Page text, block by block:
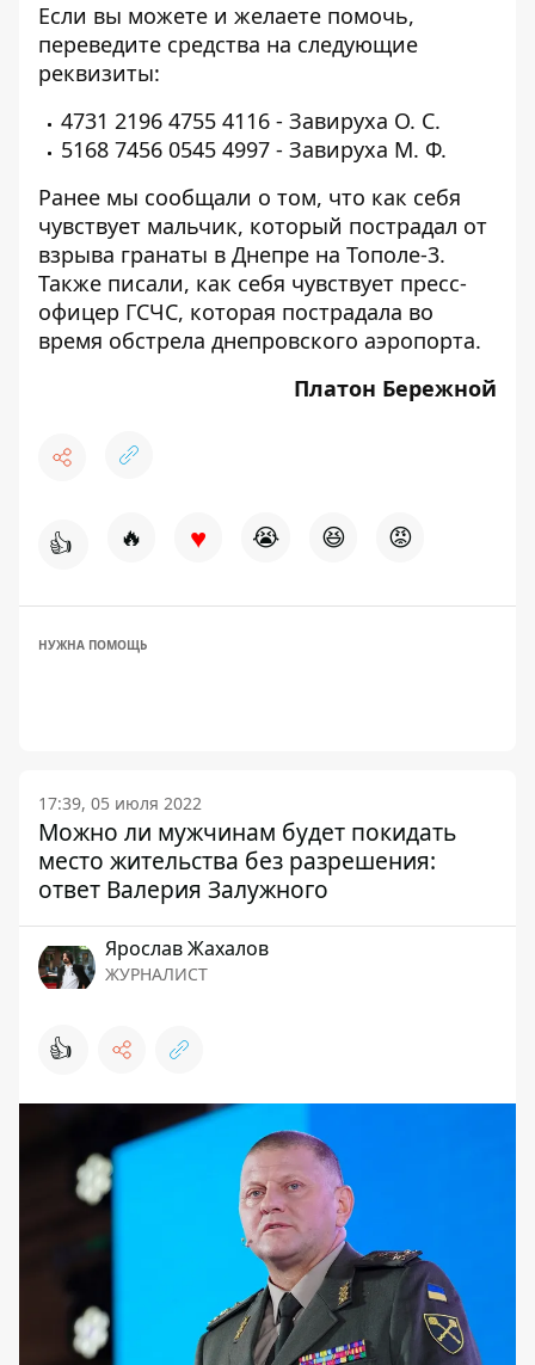
Если вы можете и желаете помочь,
переведите средства на следующие
реквизиты:
4731 2196 4755 4116 - Завируха О. С.
5168 7456 0545 4997 - Завируха М. Ф.
Ранее мы сообщали о том, что как себя
чувствует мальчик, который пострадал от
взрыва гранаты в Днепре на Тополе-3.
Также писали, как себя чувствует пресс-
офицер ГСЧС, которая пострадала во
время обстрела днепровского аэропорта.
Платон Бережной
👍 🔥 ♥ 😭 😆 😡
НУЖНА ПОМОЩЬ
17:39, 05 июля 2022
Можно ли мужчинам будет покидать
место жительства без разрешения:
ответ Валерия Залужного
Ярослав Жахалов
ЖУРНАЛИСТ
👍